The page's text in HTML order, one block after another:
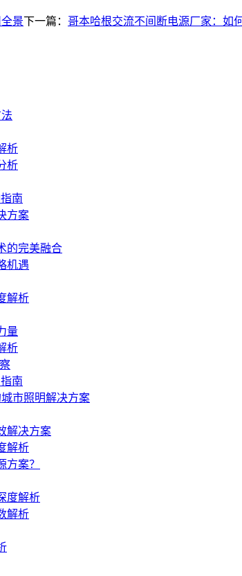
景下一篇： 哥本哈根交流不间断电源厂家：如
析
析
南
方案
的完美融合
机遇
解析
量
析
南
市照明解决方案
解决方案
解析
案？
度解析
解析